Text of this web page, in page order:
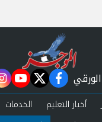
facebook
twitter
أخبار التعليم الخدمات